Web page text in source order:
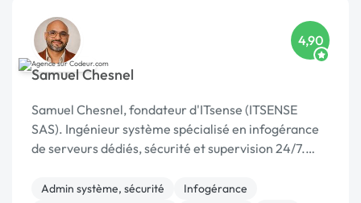
Samuel Chesnel
4,90
Samuel Chesnel, fondateur d'ITsense (ITSENSE
SAS). Ingénieur système spécialisé en infogérance
de serveurs dédiés, sécurité et supervision 24/7.
infr
Admin système, sécurité
Infogérance